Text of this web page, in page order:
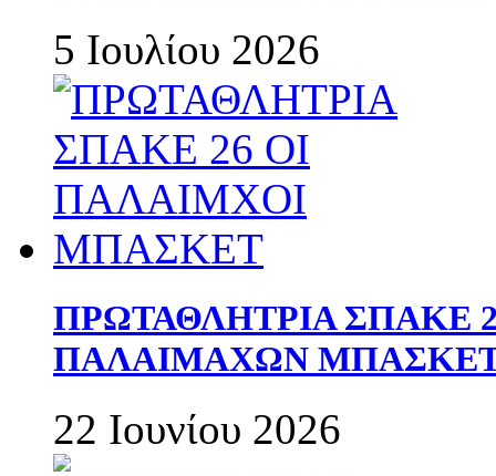
5 Ιουλίου 2026
ΠΡΩΤΑΘΛΗΤΡΙΑ ΣΠΑΚΕ
ΠΑΛΑΙΜΑΧΩΝ
22 Ιουνίου 2026